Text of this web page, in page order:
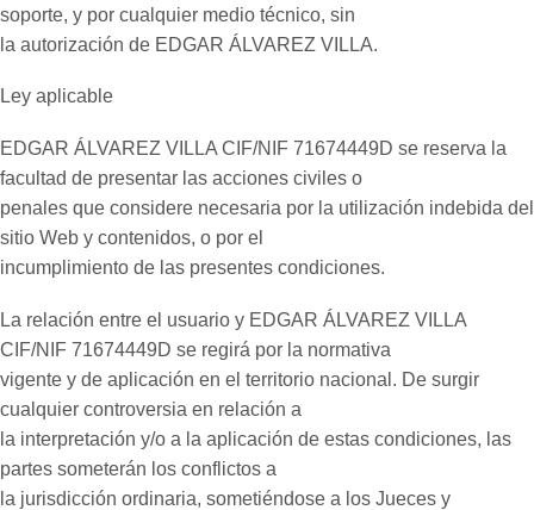
soporte, y por cualquier medio técnico, sin
la autorización de EDGAR ÁLVAREZ VILLA.
Ley aplicable
EDGAR ÁLVAREZ VILLA CIF/NIF 71674449D se reserva la
facultad de presentar las acciones civiles o
penales que considere necesaria por la utilización indebida del
sitio Web y contenidos, o por el
incumplimiento de las presentes condiciones.
La relación entre el usuario y EDGAR ÁLVAREZ VILLA
CIF/NIF 71674449D se regirá por la normativa
vigente y de aplicación en el territorio nacional. De surgir
cualquier controversia en relación a
la interpretación y/o a la aplicación de estas condiciones, las
partes someterán los conflictos a
la jurisdicción ordinaria, sometiéndose a los Jueces y